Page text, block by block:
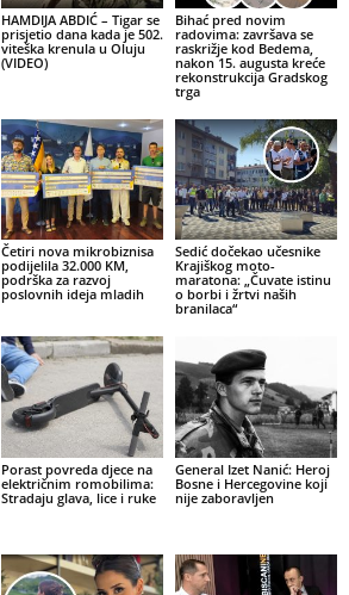
HAMDIJA ABDIĆ – Tigar se
prisjetio dana kada je 502.
viteška krenula u Oluju
(VIDEO)
Bihać pred novim
radovima: završava se
raskrižje kod Bedema,
nakon 15. augusta kreće
rekonstrukcija Gradskog
trga
Četiri nova mikrobiznisa
podijelila 32.000 KM,
podrška za razvoj
poslovnih ideja mladih
Sedić dočekao učesnike
Krajiškog moto-
maratona: „Čuvate istinu
o borbi i žrtvi naših
branilaca“
Porast povreda djece na
električnim romobilima:
Stradaju glava, lice i ruke
General Izet Nanić: Heroj
Bosne i Hercegovine koji
nije zaboravljen